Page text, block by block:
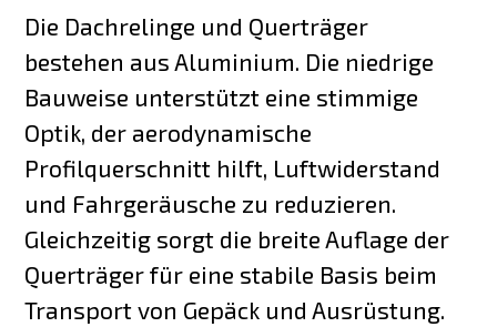
Die Dachrelinge und Querträger
bestehen aus Aluminium. Die niedrige
Bauweise unterstützt eine stimmige
Optik, der aerodynamische
Profilquerschnitt hilft, Luftwiderstand
und Fahrgeräusche zu reduzieren.
Gleichzeitig sorgt die breite Auflage der
Querträger für eine stabile Basis beim
Transport von Gepäck und Ausrüstung.